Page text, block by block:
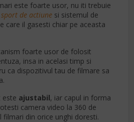
este foarte usor, nu iti trebuie
de actiune si sistemul de
care il gasesti chiar pe aceasta
foarte usor de folosit
insa in acelasi timp si
ca dispozitivul tau de filmare sa
este ajustabil, iar capul in forma
camera video la 360 de
filmari din orice unghi doresti.